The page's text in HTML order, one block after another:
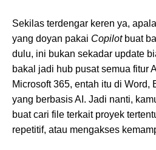
Sekilas terdengar keren ya,
yang doyan pakai Copilotbuat
dulu, ini bukan sekadar update
bakal jadi hub pusat semua fitur
Microsoft 365, entah itu di Word,
yang berbasis AI. Jadi nanti,
buat cari file terkait proyek
repetitif, atau mengakses